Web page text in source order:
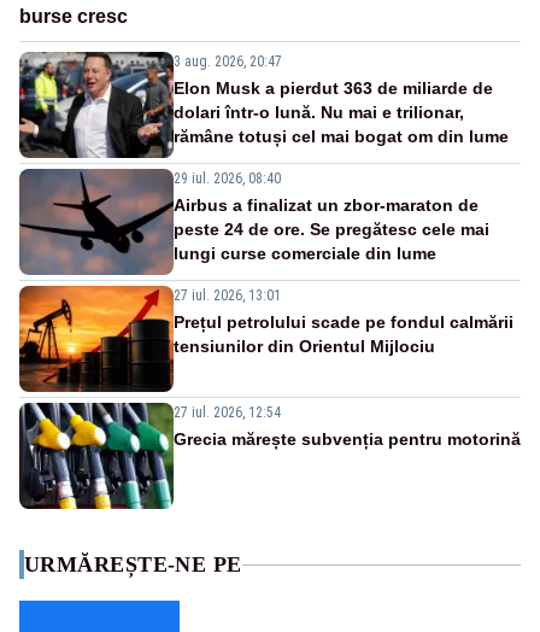
burse cresc
3 aug. 2026, 20:47
Elon Musk a pierdut 363 de miliarde de
dolari într-o lună. Nu mai e trilionar,
rămâne totuși cel mai bogat om din lume
29 iul. 2026, 08:40
Airbus a finalizat un zbor-maraton de
peste 24 de ore. Se pregătesc cele mai
lungi curse comerciale din lume
27 iul. 2026, 13:01
Prețul petrolului scade pe fondul calmării
tensiunilor din Orientul Mijlociu
27 iul. 2026, 12:54
Grecia mărește subvenția pentru motorină
URMĂREȘTE-NE PE